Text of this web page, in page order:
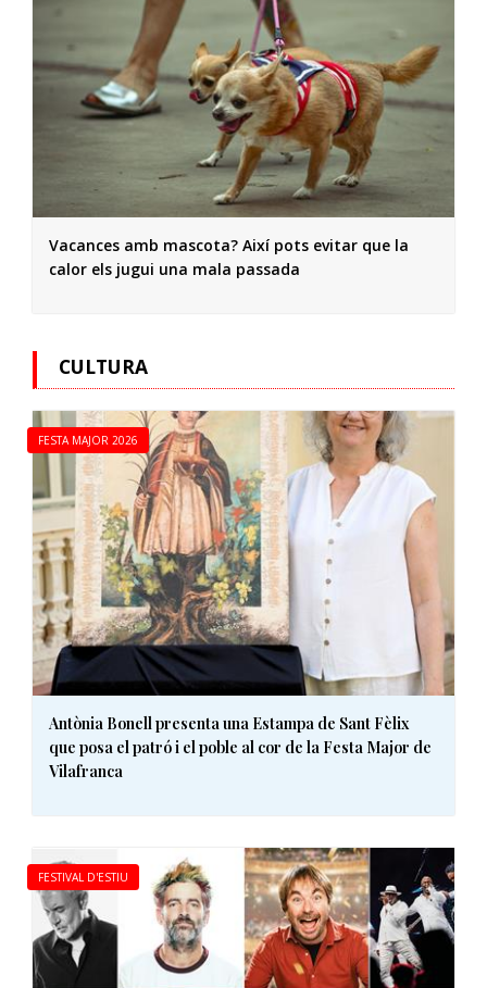
Vacances amb mascota? Així pots evitar que la
calor els jugui una mala passada
CULTURA
FESTA MAJOR 2026
Antònia Bonell presenta una Estampa de Sant Fèlix
que posa el patró i el poble al cor de la Festa Major de
Vilafranca
FESTIVAL D'ESTIU